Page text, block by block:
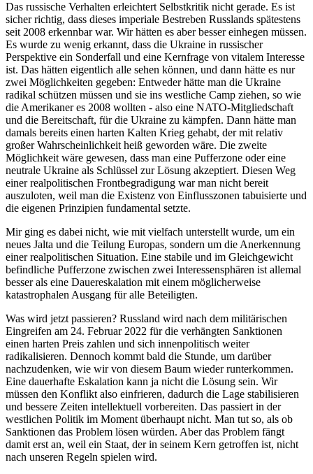
Das russische Verhalten erleichtert Selbstkritik nicht gerade. Es ist
sicher richtig, dass dieses imperiale Bestreben Russlands spätestens
seit 2008 erkennbar war. Wir hätten es aber besser einhegen müssen.
Es wurde zu wenig erkannt, dass die Ukraine in russischer
Perspektive ein Sonderfall und eine Kernfrage von vitalem Interesse
ist. Das hätten eigentlich alle sehen können, und dann hätte es nur
zwei Möglichkeiten gegeben: Entweder hätte man die Ukraine
radikal schützen müssen und sie ins westliche Camp ziehen, so wie
die Amerikaner es 2008 wollten - also eine NATO-Mitgliedschaft
und die Bereitschaft, für die Ukraine zu kämpfen. Dann hätte man
damals bereits einen harten Kalten Krieg gehabt, der mit relativ
großer Wahrscheinlichkeit heiß geworden wäre. Die zweite
Möglichkeit wäre gewesen, dass man eine Pufferzone oder eine
neutrale Ukraine als Schlüssel zur Lösung akzeptiert. Diesen Weg
einer realpolitischen Frontbegradigung war man nicht bereit
auszuloten, weil man die Existenz von Einflusszonen tabuisierte und
die eigenen Prinzipien fundamental setzte.
Mir ging es dabei nicht, wie mit vielfach unterstellt wurde, um ein
neues Jalta und die Teilung Europas, sondern um die Anerkennung
einer realpolitischen Situation. Eine stabile und im Gleichgewicht
befindliche Pufferzone zwischen zwei Interessensphären ist allemal
besser als eine Dauereskalation mit einem möglicherweise
katastrophalen Ausgang für alle Beteiligten.
Was wird jetzt passieren? Russland wird nach dem militärischen
Eingreifen am 24. Februar 2022 für die verhängten Sanktionen
einen harten Preis zahlen und sich innenpolitisch weiter
radikalisieren. Dennoch kommt bald die Stunde, um darüber
nachzudenken, wie wir von diesem Baum wieder runterkommen.
Eine dauerhafte Eskalation kann ja nicht die Lösung sein. Wir
müssen den Konflikt also einfrieren, dadurch die Lage stabilisieren
und bessere Zeiten intellektuell vorbereiten. Das passiert in der
westlichen Politik im Moment überhaupt nicht. Man tut so, als ob
Sanktionen das Problem lösen würden. Aber das Problem fängt
damit erst an, weil ein Staat, der in seinem Kern getroffen ist, nicht
nach unseren Regeln spielen wird.